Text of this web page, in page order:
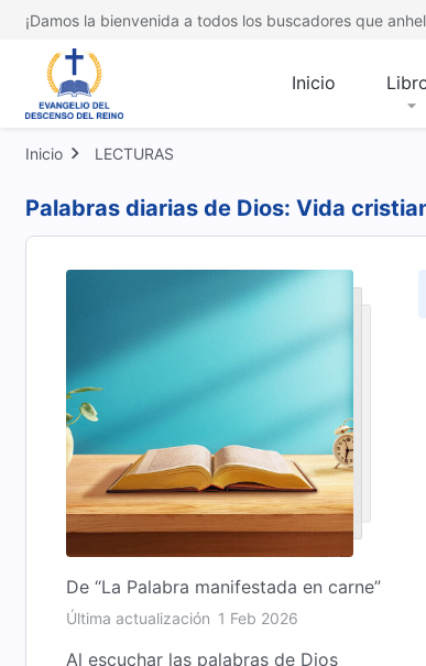
¡Damos la bienvenida a todos los buscadores que
Inicio
Inicio LECTURAS
Palabras diarias de Dios: Vida
De “La Palabra manifestada en carne”
Última actualización 1 Feb 2026
Al escuchar las palabras de Dios
El carácter de Dios, lo que Él tiene y